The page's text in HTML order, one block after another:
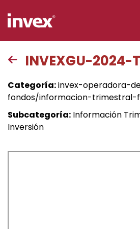
Acceso a
clientes
Buscar
INVEXGU-2024-
Categoría:invex-operadora-
fondos/informacion-trimestral-
Subcategoría: Información
Inversión